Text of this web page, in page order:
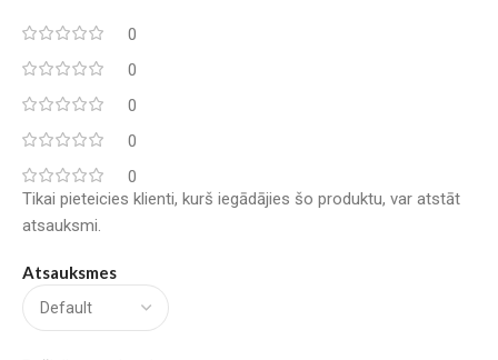
0
0
0
0
0
Atsauksmes
Tikai pieteicies klienti, kurš iegādājies šo produktu, var atstāt
atsauksmi.